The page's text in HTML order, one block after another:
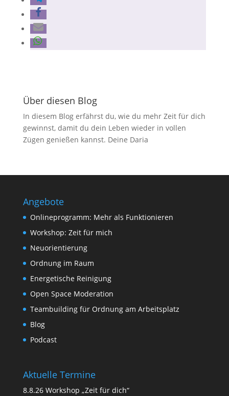
Über diesen Blog
In diesem Blog erfährst du, wie du mehr Zeit für dich
gewinnst, damit du dein Leben wieder in vollen
Zügen genießen kannst. Deine Daria
Angebote
Onlineprogramm: Mehr als Funktionieren
Workshop: Zeit für mich
Neuorientierung
Ordnung im Raum
Energetische Reinigung
Open Space Moderation
Teambuilding für Ordnung am Arbeitsplatz
Blog
Podcast
Aktuelle Termine
8.8.26 Workshop „Zeit für dich“